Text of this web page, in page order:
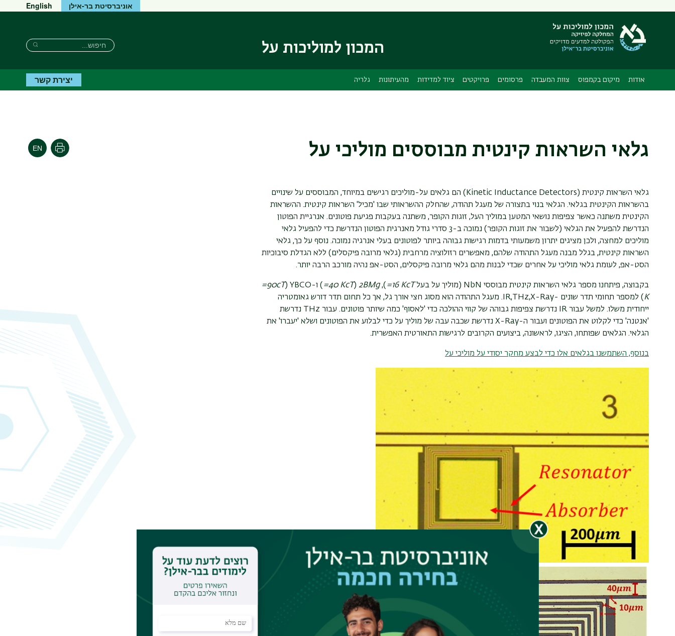
ראשי
אוניברסיטת בר-אילן English
המכון למוליכות על חיפוש
חיפוש
חיפוש
אודות מיקום בקמפוס צוות המעבדה פרסומים פרויקטים ציוד למדידות מהעיתונות גלריה יצירת קשר
גלאי השראות קינטית מבוססים מוליכי על הדפסה
גלאי השראות קינטית (Kinetic Inductance Detectors ) הם גלאים על-מוליכים רגישים במיוחד, המבוססים על שינויים
בהשראות הקינטית בגלאי. הגלאי בנוי בתצורה של מעגל תהודה, שהחלק ההשראותי שבו 'מכיל' השראות קינטית. ההשראות
הקינטית משתנה כאשר צפיפות נושאי המטען במוליך העל, זוגות הקופר, משתנה בעקבות פגיעת פוטונים. אנרגיית הפוטון
הנדרשת להפעיל את הגלאי (לשבור את זוגות הקופר) נמוכה ב-3 סדרי גודל מאנרגית הפוטון הנדרשת כדי להפעיל גלאי
מוליכים למחצה, ולכן מציגים יתרון משמעותי בדמות רגישות גבוהה ביותר לפוטונים בעלי אנרגיה נמוכה. נוסף על כך, גלאי
השראות קינטית, בגלל מבנה מעגל התהודה שלהם, מאפשרים רזולוציה מרחבית (גלאי מרובה פיקסלים) ללא הגדלת סיבוכיות
הסט-אפ, לעומת גלאי מוליכי על אחרים שכדי לבנות מהם גלאי מרובה פיקסלים, הסט-אפ נהיה מורכב הרבה יותר.
בקבוצה, פיתחנו מספר גלאי השראות קינטית מבוססי NbN (מוליך על בעל T
c
=16 K
),
Mg
B
2
(
T
c
=40 K
) ו-YBCO
(
T
c
=90
K
) למספר תחומי תדר שונים -IR,THz,X-Ray . מעגל התהודה הוא מסוג חצי אורך גל, אך כל תחום תדר דורש גאומטריה
ייחודית משלו. למשל עבור IR נדרשת צפיפות גבוהה של קווי ההולכה כדי 'לאסוף' כמה שיותר פוטונים. עבור THz
נדרשת
'אנטנה' כדי לקלוט את הפוטונים ועבור ה-X-Ray נדרשת שכבה עבה של מוליך על כדי לבלוע את הפוטונים ושלא 'יעברו' את
הגלאי. הגלאים שפותחו, הציגו, לראשונה, ביצועים הקרובים לרגישות התאורטית האפשרית.
בנוסף, השתמשנו בגלאים אלו כדי לבצע מחקר יסודי על מוליכי על